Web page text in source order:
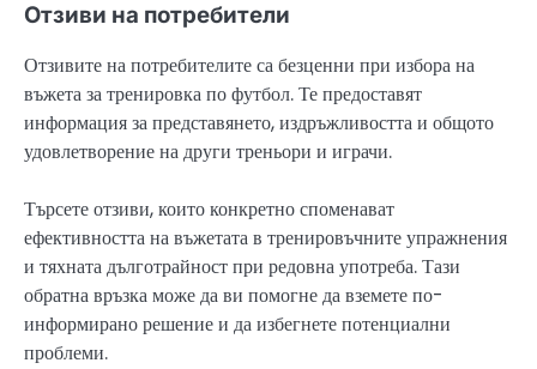
Отзиви на потребители
Отзивите на потребителите са безценни при избора на
въжета за тренировка по футбол. Те предоставят
информация за представянето, издръжливостта и общото
удовлетворение на други треньори и играчи.
Търсете отзиви, които конкретно споменават
ефективността на въжетата в тренировъчните упражнения
и тяхната дълготрайност при редовна употреба. Тази
обратна връзка може да ви помогне да вземете по-
информирано решение и да избегнете потенциални
проблеми.